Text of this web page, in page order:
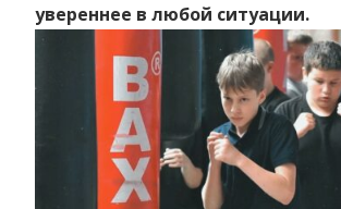
увереннее в любой ситуации.